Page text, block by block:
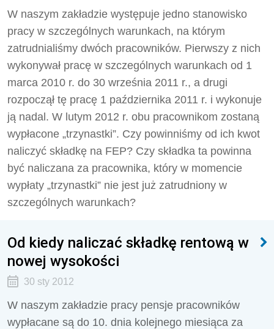
W naszym zakładzie występuje jedno stanowisko
pracy w szczególnych warunkach, na którym
zatrudnialiśmy dwóch pracowników. Pierwszy z nich
wykonywał pracę w szczególnych warunkach od 1
marca 2010 r. do 30 września 2011 r., a drugi
rozpoczął tę pracę 1 października 2011 r. i wykonuje
ją nadal. W lutym 2012 r. obu pracownikom zostaną
wypłacone „trzynastki”. Czy powinniśmy od ich kwot
naliczyć składkę na FEP? Czy składka ta powinna
być naliczana za pracownika, który w momencie
wypłaty „trzynastki” nie jest już zatrudniony w
szczególnych warunkach?
Od kiedy naliczać składkę rentową w
nowej wysokości
30 sty 2012
W naszym zakładzie pracy pensje pracowników
wypłacane są do 10. dnia kolejnego miesiąca za